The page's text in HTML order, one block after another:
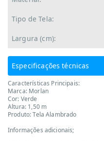
Tipo de Tela:
Largura (cm):
Especificações técnicas
Características Principais:
Marca: Morlan
Cor: Verde
Altura: 1,50 m
Produto: Tela Alambrado
Informações adicionais;